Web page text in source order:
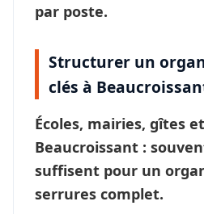
par poste.
Structurer un
clés à
Écoles, mairies, gîtes
Beaucroissant :
suffisent pour un
serrures complet.